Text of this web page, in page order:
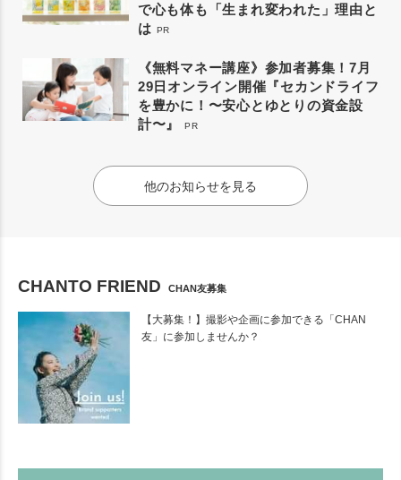
で心も体も「生まれ変われた」理由と
は PR
《無料マネー講座》参加者募集！7月
29日オンライン開催『セカンドライフ
を豊かに！〜安心とゆとりの資金設
計〜』
PR
他のお知らせを見る
CHANTO FRIEND CHAN友募集
【大募集！】撮影や企画に参加できる「CHAN
友」に参加しませんか？